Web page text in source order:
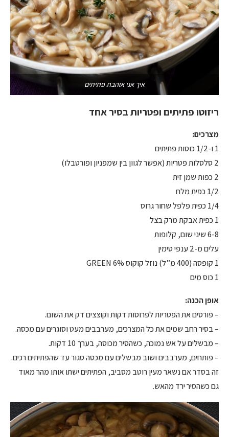
איך אני אוהבת פתיתים
ריזוטו פתיתים ופטריות בסיר אחד
מצרכים:
1 ו-1/2 כוסות פתיתים
2 סלסלות פטריות (אפשר לגוון בין שמפניון ופורטבלו)
2 כפות שמן זית
1/2 כפית מלח
1/4 כפית פלפל שחור גרוס
1 כפית אבקת מרק בצל
6-8 שיני שום, קלופות
עלים מ-2 ענפי טימין
1 קופסה (400 מ”ל) נוזל קוקוס 6% GREEN
1 כוס מים
אופן הכנה:
– פורסים את הפטריות לפרוסות דקות וקוצצים דק את השום.
– בסיר רחב שמים את כל המצרכים, מערבבים מעט וסוגרים עם מכסה.
– מבשלים על אש נמוכה, כשהסיר מכוסה, בערך 10 דקות.
– פותחים, מערבבים ושוב מבשלים עם מכסה סגור עד שהפתיתים רכים.
זה בסדר אם נשאר מעין רוטב מסביב, הפתיתים ישתו אותו מהר מאוד
גם כשהסיר ירד מהאש.